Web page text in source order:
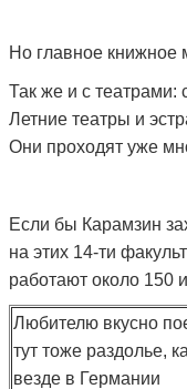
Но главное книжное
Так же и с театрами:
Летние театры и
Они проходят уже
Если бы Карамзин
на этих 14-ти
работают около 150
Любителю вкусно
тут тоже раздолье,
везде в Германии